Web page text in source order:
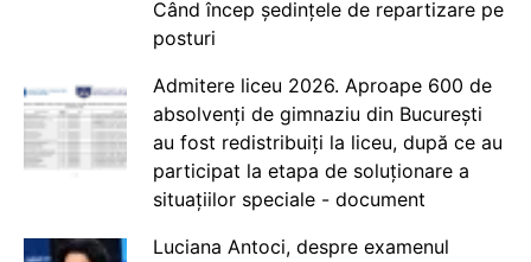
Când încep ședințele de repartizare pe
posturi
Admitere liceu 2026. Aproape 600 de
absolvenți de gimnaziu din București
au fost redistribuiți la liceu, după ce au
participat la etapa de soluționare a
situațiilor speciale - document
Luciana Antoci, despre examenul